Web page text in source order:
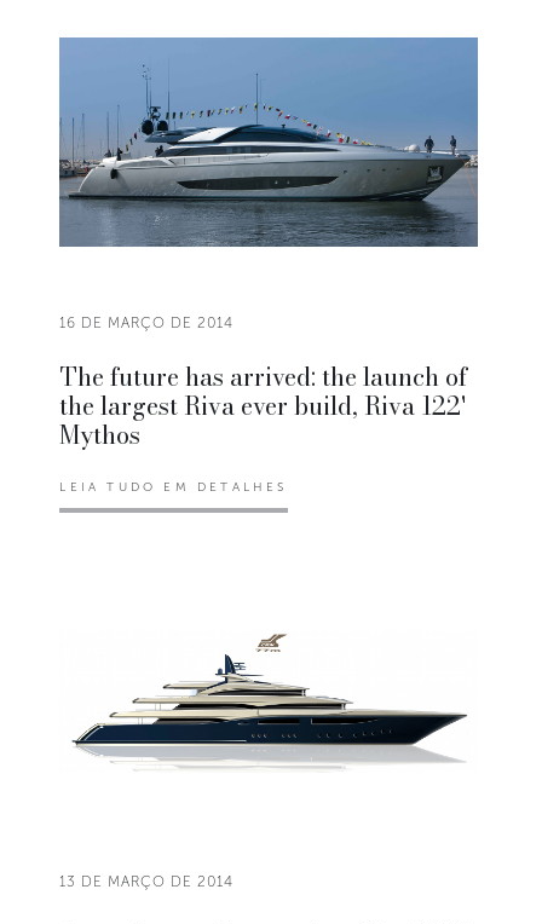
16 DE MARÇO DE 2014
The future has arrived: the launch of
the largest Riva ever build, Riva 122'
Mythos
LEIA TUDO EM DETALHES
13 DE MARÇO DE 2014